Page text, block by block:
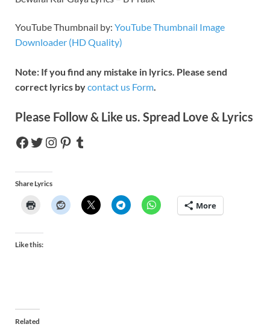
YouTube Thumbnail by: YouTube Thumbnail Image
Downloader (HD Quality)
Note: If you find any mistake in lyrics. Please send
correct lyrics bycontact us Form
Please Follow & Like us. Spread Love & Lyrics
Share Lyrics
More
Like this:
Related